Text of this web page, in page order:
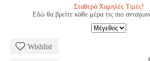
Σταθερά Χαμηλές Τιμές!
Εδώ θα βρείτε κάθε μέρα τις πιο
Wishlist